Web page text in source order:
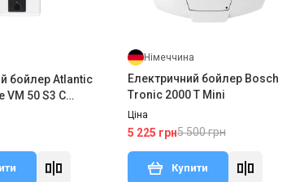
бойлер Atlantic
VM 50 S3 C
Німеччина
Електричний бойлер Bosch
Tronic 2000 T Mini
Ціна
5 225 грн5 500 грн
Купити